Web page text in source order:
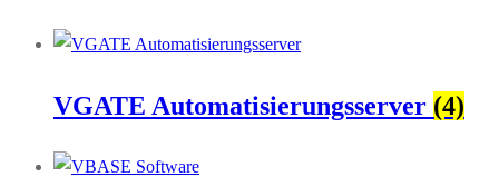
VGATE Automatisierungsserver (4)